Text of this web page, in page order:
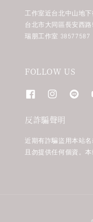
工作室近台北中山地下
台北市大同區長安西
瑞朋工作室 38577587
FOLLOW US
反詐騙聲明
近期有詐騙盜用本站
且勿提供任何個資。